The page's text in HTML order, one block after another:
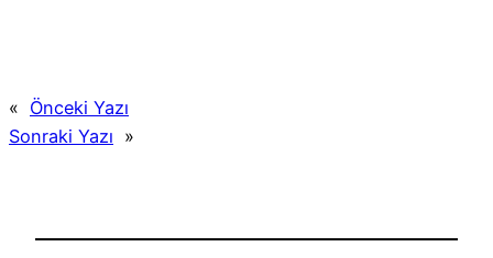
« Önceki Yazı
Sonraki Yazı »